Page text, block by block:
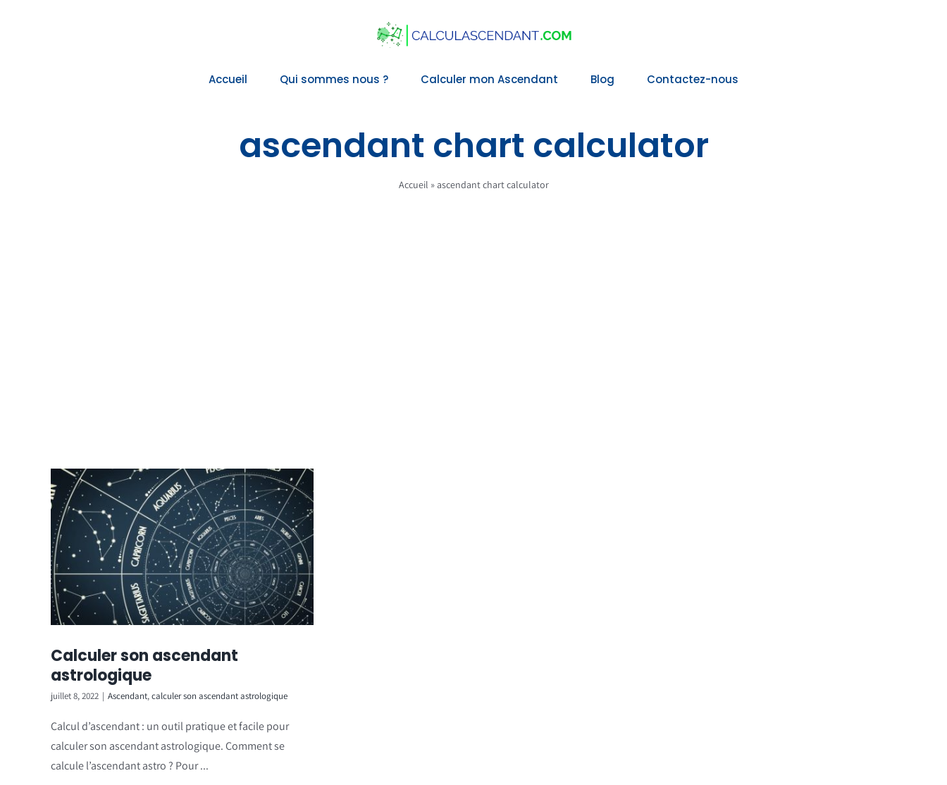
Accueil Qui sommes nous ? Calculer mon Ascendant Blog Contactez-nous
ascendant chart calculator
Accueil »ascendant chart calculator
Calculer son ascendant
astrologique
juillet 8, 2022 | Ascendant,calculer son ascendant astrologique
Calcul d’ascendant : un outil pratique et facile pour
calculer son ascendant astrologique. Comment se
calcule l’ascendant astro ? Pour ...